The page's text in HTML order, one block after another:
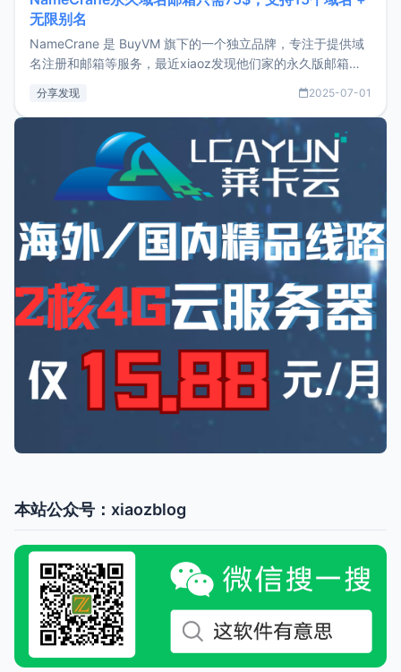
无限别名
NameCrane 是 BuyVM 旗下的一个独立品牌，专注于提供域
名注册和邮箱等服务，最近xiaoz发现他们家的永久版邮箱服
又实惠的域名邮箱，不妨尝试一下 NameCrane。注册
NameCraneNameCrane不支持直接注册，必须要购买
分享发现 2025-07-01
本站公众号：xiaozblog